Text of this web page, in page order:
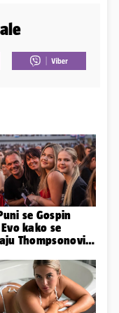
se Gospin
kako se
Thompsonovi